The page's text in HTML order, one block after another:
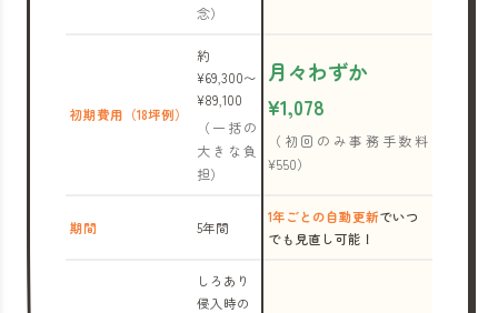
念）
初期費用（18坪例）
約
¥69,300〜
¥89,100
（一括の
大きな負
担）
月々わずか
¥1,078
（初回のみ事務手数料
¥550）
期間 5年間
1年ごとの自動更新でいつ
でも見直し可能！
しろあり
侵入時の